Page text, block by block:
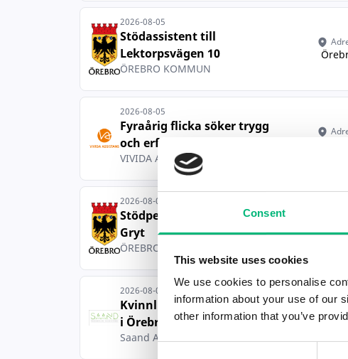
Consent
This website uses cookies
We use cookies to personalise
information about your use of our
other information that you’ve
2026-08-05
Stödassistent till
Lektorpsvägen 10
ÖREBRO KOMMUN
2026-08-05
Fyraårig flicka söker trygg
och erfaren ...
VIVIDA ASSISTANS AB
2026-08-04
Stödpedagog till Gällersta
Gryt
ÖREBRO KOMMUN
2026-08-03
Kvinnlig assistent till kvinna
i Örebro ...
Saand Assistans AB